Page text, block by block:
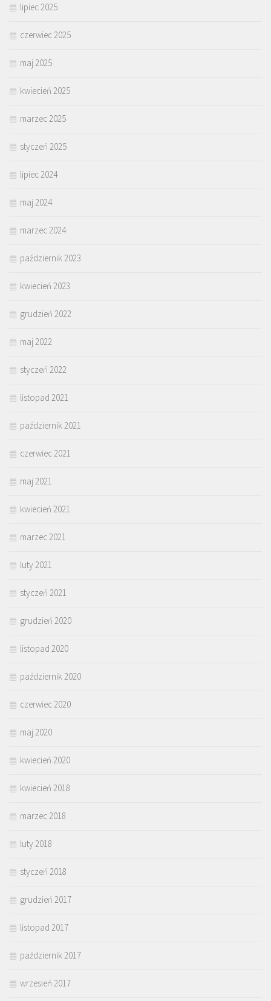
lipiec 2025
czerwiec 2025
maj 2025
kwiecień 2025
marzec 2025
styczeń 2025
lipiec 2024
maj 2024
marzec 2024
październik 2023
kwiecień 2023
grudzień 2022
maj 2022
styczeń 2022
listopad 2021
październik 2021
czerwiec 2021
maj 2021
kwiecień 2021
marzec 2021
luty 2021
styczeń 2021
grudzień 2020
listopad 2020
październik 2020
czerwiec 2020
maj 2020
kwiecień 2020
kwiecień 2018
marzec 2018
luty 2018
styczeń 2018
grudzień 2017
listopad 2017
październik 2017
wrzesień 2017